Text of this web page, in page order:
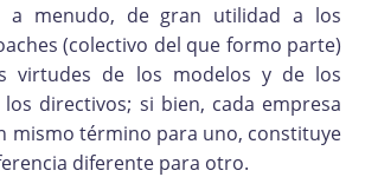
a menudo, de gran utilidad a los
(colectivo del que formo parte)
virtudes de los modelos y de los
directivos; si bien, cada empresa
mismo término para uno, constituye
diferente para otro.